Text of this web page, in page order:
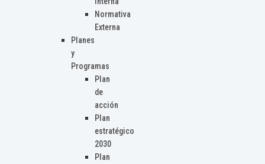
Normativa
Externa
Planes
y
Programas
Plan
de
acción
Plan
estratégico
2030
Plan